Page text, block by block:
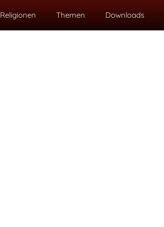
Religionen Themen Downloads